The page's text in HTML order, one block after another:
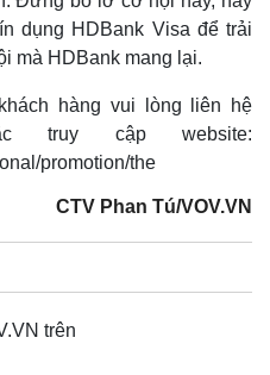
dụng HDBank Visa để trải
mà HDBank mang lại.
hàng vui lòng liên hệ
truy cập website:
promotion/the
CTV Phan Tú/VOV.VN
trên